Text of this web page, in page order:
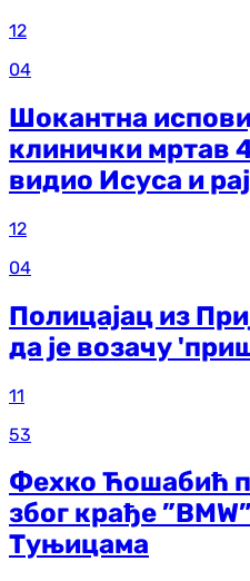
12
04
Шокантна
клинички мртав
видио Исуса и
12
04
Полицајац из
да је возачу
11
53
Фехко Ћошабић
због крађе
Туњицама